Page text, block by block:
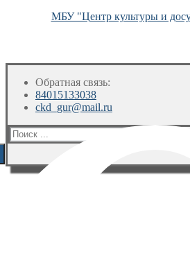
МБУ "Центр культуры и
Обратная связь:
84015133038
ckd_gur@mail.ru
Искать: